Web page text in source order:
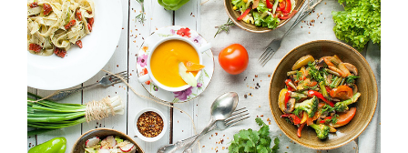
Retete fructariene
Retete preparate